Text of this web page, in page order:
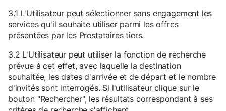
3.1 L'Utilisateur peut sélectionner sans engagement les
services qu'il souhaite utiliser parmi les offres
présentées par les Prestataires tiers.
3.2 L'Utilisateur peut utiliser la fonction de recherche
prévue à cet effet, avec laquelle la destination
souhaitée, les dates d'arrivée et de départ et le nombre
d'invités sont interrogés. Si l'utilisateur clique sur le
bouton "Rechercher", les résultats correspondant à ses